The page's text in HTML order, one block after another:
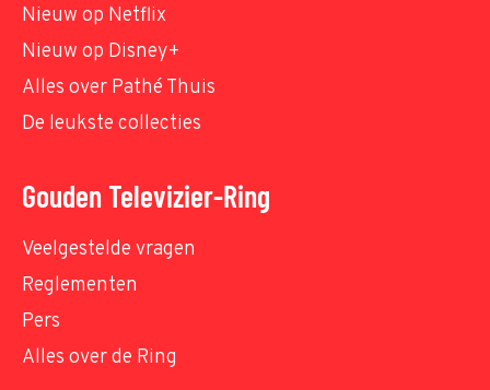
Nieuw op Netflix
Nieuw op Disney+
Alles over Pathé Thuis
De leukste collecties
Gouden Televizier-Ring
Veelgestelde vragen
Reglementen
Pers
Alles over de Ring